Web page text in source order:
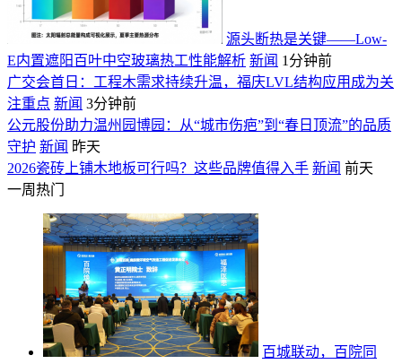
源头断热是关键——Low-
E内置遮阳百叶中空玻璃热工性能解析 新闻 1分钟前
广交会首日：工程木需求持续升温，福庆LVL结构应用成为关
注重点 新闻 3分钟前
公元股份助力温州园博园：从“城市伤疤”到“春日顶流”的品质
守护 新闻 昨天
2026瓷砖上铺木地板可行吗？这些品牌值得入手 新闻 前天
一周热门
百城联动，百院同